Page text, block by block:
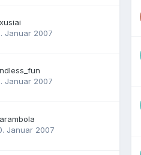
Januar 2007
Januar 2007
Januar 2007